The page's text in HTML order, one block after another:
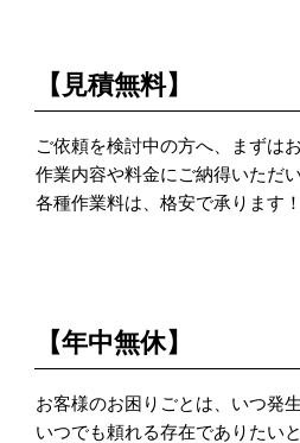
【見積無料】
ご依頼を検討中の方へ、まずは
作業内容や料金にご納得いただ
各種作業料は、格安で承ります！
【年中無休】
お客様のお困りごとは、いつ発
いつでも頼れる存在でありたい